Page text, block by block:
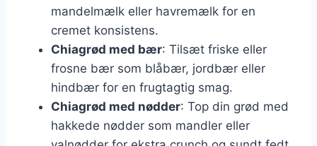
mandelmælk eller havremælk for en
cremet konsistens.
Chiagrød med bær: Tilsæt friske eller
frosne bær som blåbær, jordbær eller
hindbær for en frugtagtig smag.
Chiagrød med nødder: Top din grød med
hakkede nødder som mandler eller